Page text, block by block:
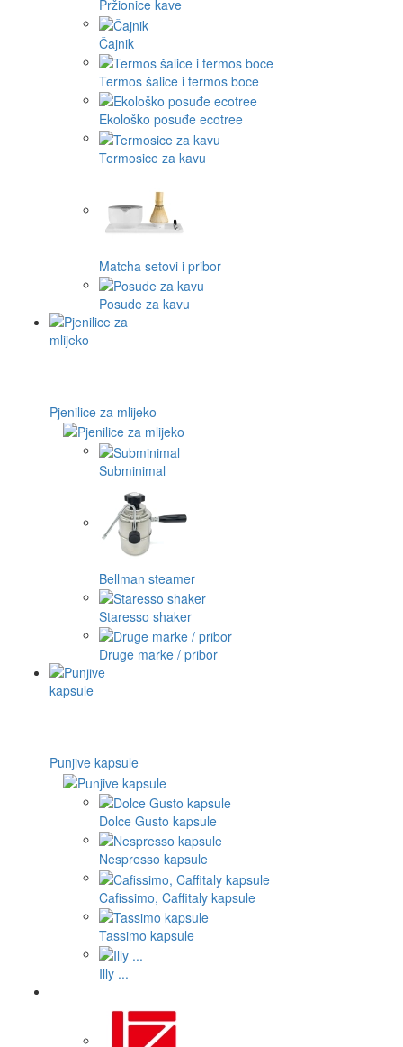
Pržionice kave
Čajnik
Termos šalice i termos boce
Ekološko posuđe ecotree
Termosice za kavu
Matcha setovi i pribor
Posude za kavu
Pjenilice za mlijeko
Subminimal
Bellman steamer
Staresso shaker
Druge marke / pribor
Punjive kapsule
Dolce Gusto kapsule
Nespresso kapsule
Cafissimo, Caffitaly kapsule
Tassimo kapsule
Illy ...